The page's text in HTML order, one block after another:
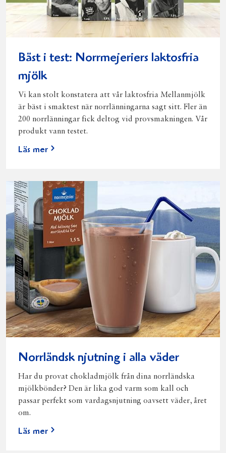
Bäst i test: Norrmejeriers laktosfria
mjölk
Vi kan stolt konstatera att vår laktosfria Mellanmjölk
är bäst i smaktest när norrlänningarna sagt sitt. Fler än
200 norrlänningar fick deltog vid provsmakningen. Vår
produkt vann testet.
Läs mer
Norrländsk njutning i alla väder
Har du provat chokladmjölk från dina norrländska
mjölkbönder? Den är lika god varm som kall och
passar perfekt som vardagsnjutning oavsett väder, året
om.
Läs mer